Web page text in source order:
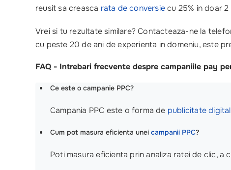
reusit sa creasca rata de conversiecu 25% in doar
Vrei si tu rezultate similare? Contacteaza-ne la
cu peste 20 de ani de experienta in domeniu, este
FAQ - Intrebari frecvente despre campaniile pay
Ce este o campanie PPC?
Campania PPC este o forma de publicitate
Cum pot masura eficienta unei campanii PPC?
Poti masura eficienta prin analiza ratei de clic, a